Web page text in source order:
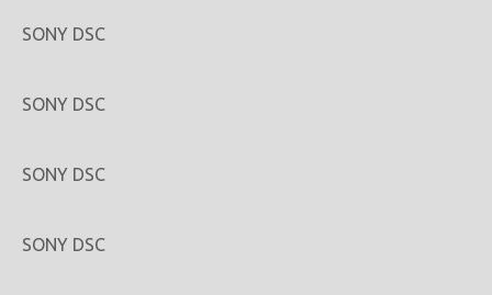
SONY DSC
SONY DSC
SONY DSC
SONY DSC